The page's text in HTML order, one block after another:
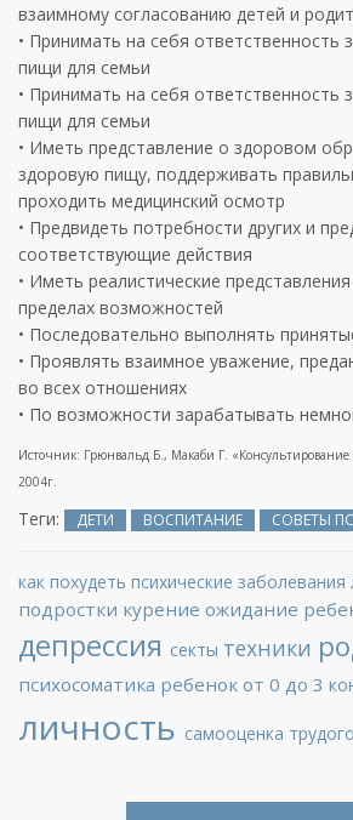
взаимному согласованию детей и
• Принимать на себя ответственность
пищи для семьи
• Принимать на себя ответственность
пищи для семьи
• Иметь представление о здоровом
здоровую пищу, поддерживать
проходить медицинский осмотр
• Предвидеть потребности других и
соответствующие действия
• Иметь реалистические
пределах возможностей
• Последовательно выполнять
• Проявлять взаимное уважение,
во всех отношениях
• По возможности зарабатывать
Источник: Грюнвальд Б., Макаби Г.
2004г.
Теги: ДЕТИ ВОСПИТАНИЕ СОВЕТЫ
как похудеть психические заболевания
подростки курение ожидание
депрессия секты техники
психосоматика ребенок от 0 до 3
личность самооценка